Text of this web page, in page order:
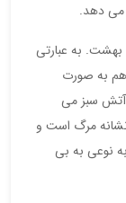
می دهد.
به عبارتی
به صورت
آتش سبز می
مرگ است و
نوعی به بی